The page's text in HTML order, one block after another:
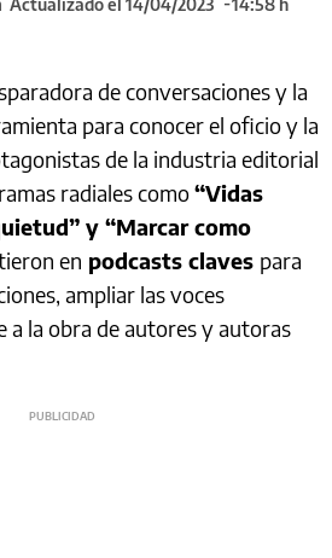
Actualizado el 14/04/2023
14:58 h
de conversaciones y la
para conocer el oficio y la
de la industria editorial
radiales como“Vidas
y “Marcar como
en podcasts claves para
ampliar las voces
a la obra de autores y autoras